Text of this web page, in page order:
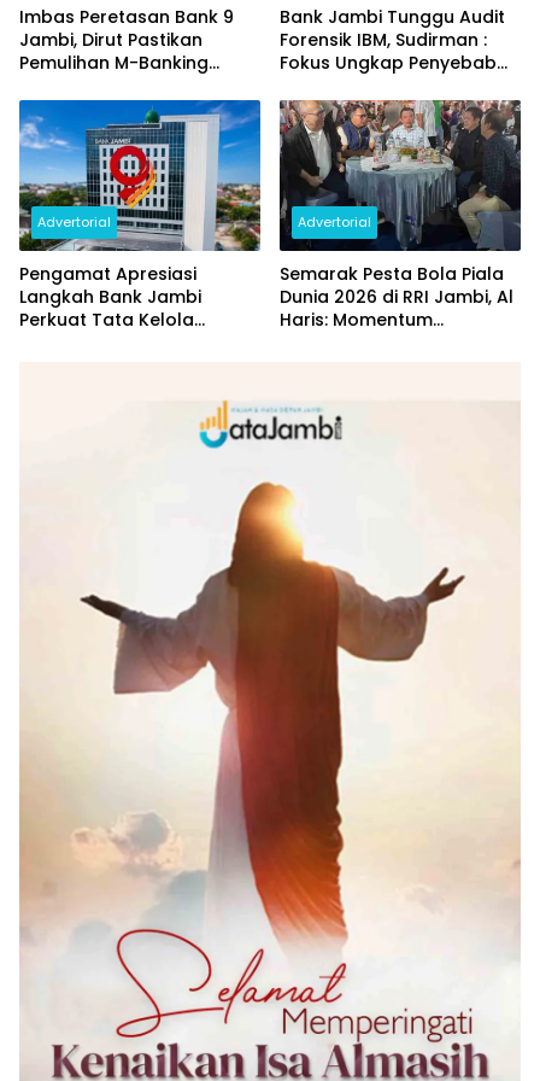
Imbas Peretasan Bank 9
Jambi, Dirut Pastikan
Pemulihan M-Banking
Bank Jambi Tunggu Audit
Forensik IBM, Sudirman :
Fokus Ungkap Penyebab
Rp144 Miliar
Advertorial
Pengamat Apresiasi
Langkah Bank Jambi
Perkuat Tata Kelola
Advertorial
Semarak Pesta Bola Piala
Dunia 2026 di RRI Jambi, Al
Haris: Momentum